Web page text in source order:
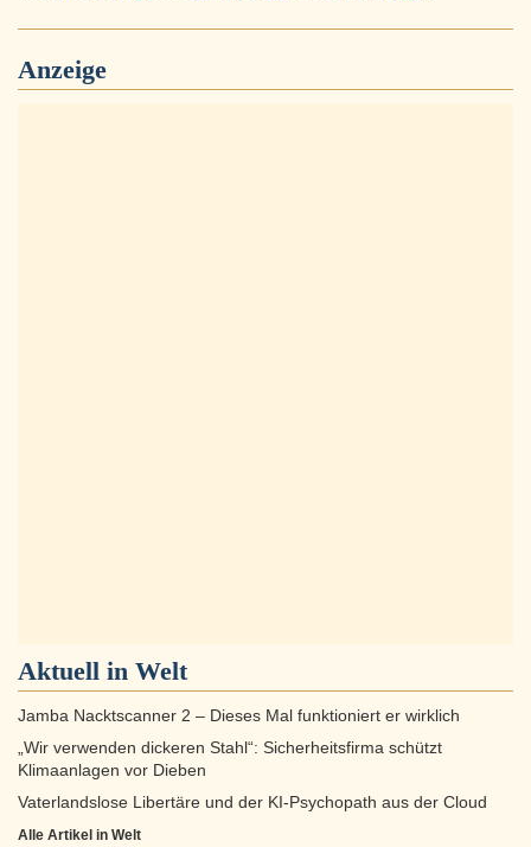
Anzeige
Aktuell in Welt
Jamba Nacktscanner 2 – Dieses Mal funktioniert er wirklich
„Wir verwenden dickeren Stahl“: Sicherheitsfirma schützt
Klimaanlagen vor Dieben
Vaterlandslose Libertäre und der KI-Psychopath aus der Cloud
Alle Artikel in Welt